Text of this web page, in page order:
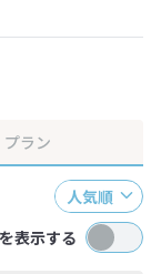
プラン
人気順
表示する